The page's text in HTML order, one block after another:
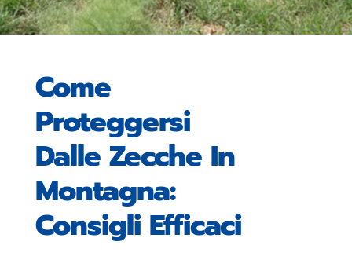
Come
Proteggersi
Dalle Zecche In
Montagna:
Consigli Efficaci